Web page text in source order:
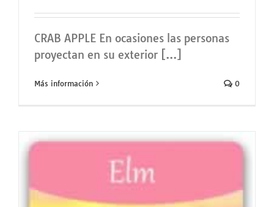
CRAB APPLE En ocasiones las personas
proyectan en su exterior [...]
Más información 0